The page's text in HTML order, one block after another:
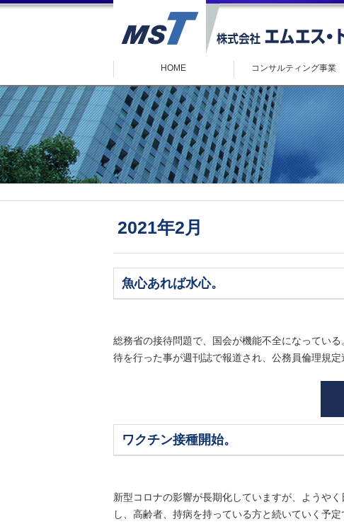
HOME コンサルティング事業
2021年2月
魚心あれば水心。
総務省の接待問題で、国会が機能不全になってい
待を行った事が週刊誌で報道され、公務員倫理規
ワクチン接種開始。
新型コロナの影響が長期化していますが、ようや
し、高齢者、持病を持っている方と続いていく予